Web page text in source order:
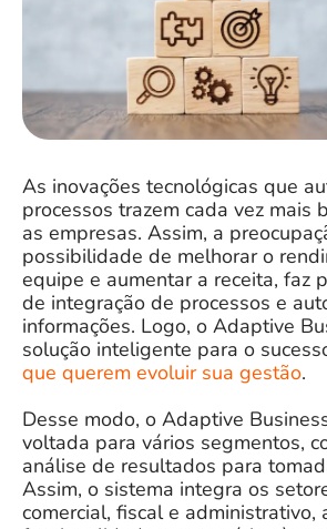
As inovações tecnológicas que
processos trazem cada vez mais
as empresas. Assim, a
possibilidade de melhorar o
equipe e aumentar a receita, faz
de integração de processos e
informações. Logo, o Adaptive
solução inteligente para o
que querem evoluir sua gestão.
Desse modo, o Adaptive
voltada para vários segmentos,
análise de resultados para
Assim, o sistema integra os
comercial, fiscal e administrativo,